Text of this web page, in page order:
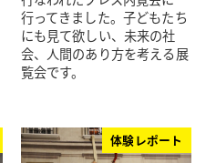
行ってきました。子どもたち
にも見て欲しい、未来の社
会、人間のあり方を考える展
覧会です。
体験レポート